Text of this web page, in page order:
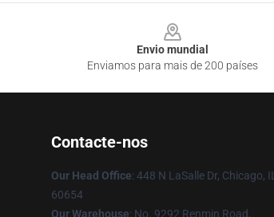
Envio mundial
Enviamos para mais de 200 países
Contacte-nos
Our Head Office: 448 N LaSalle Dr, Chicago, IL
60654
Our Warehouse: No. 9292 Renmin Road,